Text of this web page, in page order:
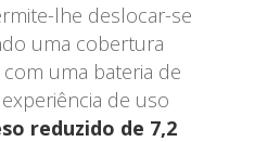
lhe deslocar-se
uma cobertura
uma bateria de
de uso
reduzido de 7,2